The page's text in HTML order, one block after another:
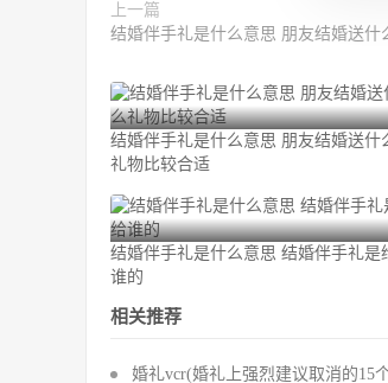
上一篇
结婚伴手礼是什么意思 朋友结婚送什
结婚伴手礼是什么意思 朋友结婚送什
礼物比较合适
结婚伴手礼是什么意思 结婚伴手礼是
谁的
相关推荐
婚礼vcr(婚礼上强烈建议取消的15